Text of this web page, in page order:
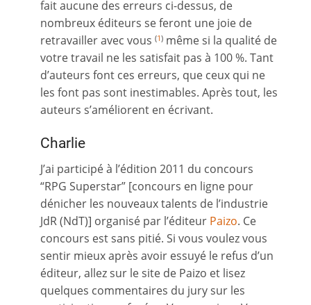
fait aucune des erreurs ci-dessus, de
nombreux éditeurs se feront une joie de
retravailler avec vous (1) même si la qualité de
votre travail ne les satisfait pas à 100 %. Tant
d’auteurs font ces erreurs, que ceux qui ne
les font pas sont inestimables. Après tout, les
auteurs s’améliorent en écrivant.
Charlie
J’ai participé à l’édition 2011 du concours
“RPG Superstar” [concours en ligne pour
dénicher les nouveaux talents de l’industrie
JdR (NdT)] organisé par l’éditeur Paizo. Ce
concours est sans pitié. Si vous voulez vous
sentir mieux après avoir essuyé le refus d’un
éditeur, allez sur le site de Paizo et lisez
quelques commentaires du jury sur les